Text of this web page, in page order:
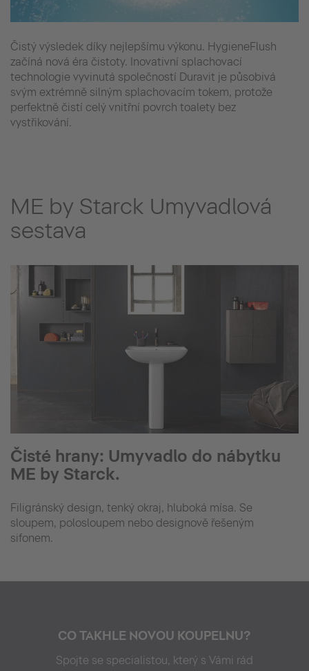
Čistý výsledek díky nejlepšímu výkonu. HygieneFlush
začíná nová éra čistoty. Inovativní splachovací
technologie vyvinutá společností Duravit je působivá
svým extrémně silným splachovacím tokem, protože
perfektně čistí celý vnitřní povrch toalety bez
vystřikování.
ME by Starck Umyvadlová
sestava
Čisté hrany: Umyvadlo do nábytku
ME by Starck.
Filigránský design, tenký okraj, hluboká mísa. Se
sloupem, polosloupem nebo designově řešeným
sifonem.
CO TAKHLE NOVOU KOUPELNU?
Spojte se specialistou, který s Vámi rád